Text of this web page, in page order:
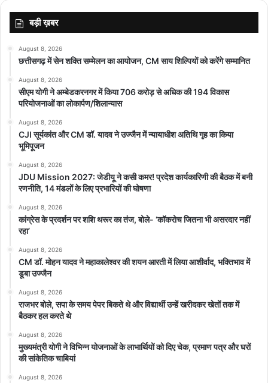
featured
बड़ी ख़बर
August 8, 2026
छत्तीसगढ़ में सेन शक्ति सम्मेलन का आयोजन, CM साय शिल्पियों को करेंगे सम्मानित
August 8, 2026
सीएम योगी ने अम्बेडकरनगर में किया 706 करोड़ से अधिक की 194 विकास
परियोजनाओं का लोकार्पण/शिलान्यास
August 8, 2026
CJI सूर्यकांत और CM डॉ. यादव ने उज्जैन में न्यायाधीश अतिथि गृह का किया
भूमिपूजन
August 8, 2026
JDU Mission 2027: जेडीयू ने कसी कमर! प्रदेश कार्यकारिणी की बैठक में बनी
रणनीति, 14 मंडलों के लिए प्रभारियों की घोषणा
August 8, 2026
कांग्रेस के प्रदर्शन पर शशि थरूर का तंज, बोले- ‘कॉकरोच जितना भी असरदार नहीं
रहा’
August 8, 2026
CM डॉ. मोहन यादव ने महाकालेश्वर की शयन आरती में लिया आशीर्वाद, भक्तिभाव में
डूबा उज्जैन
August 8, 2026
राजभर बोले, सपा के समय पेपर बिकते थे और विद्यार्थी उन्हें खरीदकर खेतों तक में
बैठकर हल करते थे
August 8, 2026
मुख्यमंत्री योगी ने विभिन्न योजनाओं के लाभार्थियों को दिए चेक, प्रमाण पत्र और घरों
की सांकेतिक चाबियां
August 8, 2026